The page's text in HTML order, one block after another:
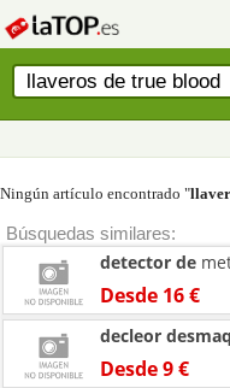
Ningún artículo encontrado "
Búsquedas similares:
Desde 16 €
detector de
Desde 9 €
decleor